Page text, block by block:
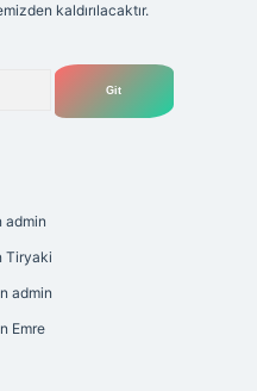
kaldırılacaktır.
admin
Tiryaki
admin
Emre